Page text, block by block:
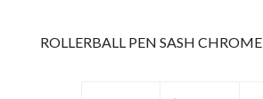
ROLLERBALL PEN SASH CHROME